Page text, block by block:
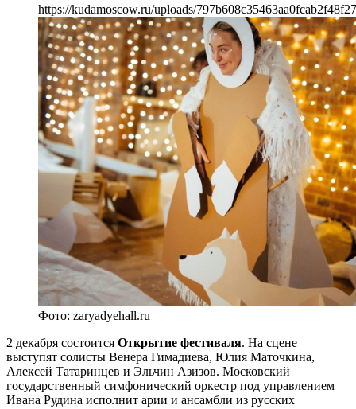
https://kudamoscow.ru/uploads/
Фото: zaryadyehall.ru
2 декабря состоится Открытие фестиваля. На сцене
выступят солисты Венера Гимадиева, Юлия Маточкина,
Алексей Татаринцев и Эльчин Азизов. Московский
государственный симфонический оркестр под управлением
Ивана Рудина исполнит арии и ансамбли из русских